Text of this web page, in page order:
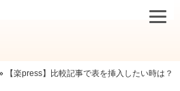
【楽press】比較記事で表を挿入したい時は？